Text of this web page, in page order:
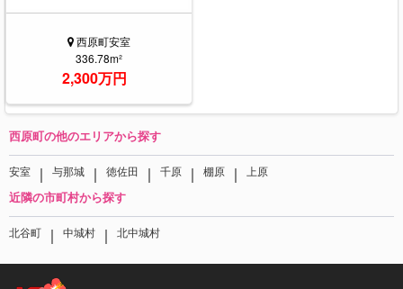
西原町安室
336.78m²
2,300万円
西原町の他のエリアから探す
安室 ｜ 与那城 ｜ 徳佐田 ｜ 千原 ｜ 棚原 ｜ 上原
近隣の市町村から探す
北谷町 ｜ 中城村 ｜ 北中城村